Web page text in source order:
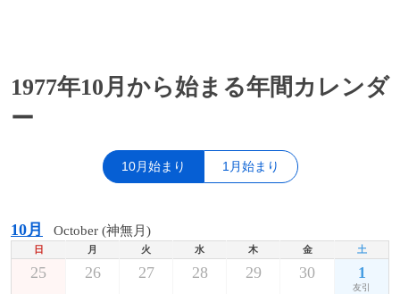
1977年10月から始まる年間カレンダ
ー
10月始まり 1月始まり
10月 October (神無月)
日 月 火 水 木 金 土
25 26 27 28 29 30 1
友引